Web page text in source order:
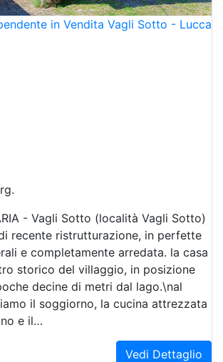
in Vendita Vagli Sotto - Lucca
- Vagli Sotto (località Vagli Sotto)
recente ristrutturazione, in perfette
e completamente arredata. la casa
storico del villaggio, in posizione
decine di metri dal lago.\nal
il soggiorno, la cucina attrezzata
e il…
Vedi Dettaglio